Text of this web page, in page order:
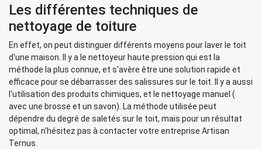
Les différentes techniques de
nettoyage de toiture
En effet, on peut distinguer différents moyens pour laver le toit
d'une maison. Il y a le nettoyeur haute pression qui est la
méthode la plus connue, et s'avère être une solution rapide et
efficace pour se débarrasser des salissures sur le toit. Il y a aussi
l'utilisation des produits chimiques, et le nettoyage manuel (
avec une brosse et un savon). La méthode utilisée peut
dépendre du degré de saletés sur le toit, mais pour un résultat
optimal, n'hésitez pas à contacter votre entreprise Artisan
Ternus.